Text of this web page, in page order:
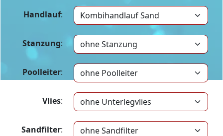
Handlauf:
Stanzung:
Poolleiter:
Vlies:
Sandfilter: